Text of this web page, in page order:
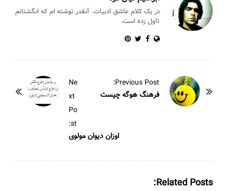
در یک کلام عاشق ادبیات. آنقدر نوشته ام که انگشتانم
تاول زده است.
Previous Post:
فرهنگ هوگه چیست
Ne
xt
Po
st:
اوزان دیوان مولوی
Related Posts: